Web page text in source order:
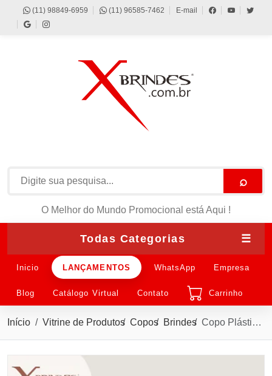
(11) 98849-6959 (11) 96585-7462 E-mail
⌕
O Melhor do Mundo Promocional está Aqui !
Todas Categorias ☰
Inicio LANÇAMENTOS WhatsApp Empresa
Blog Catálogo Virtual Contato Carrinho
Início Vitrine de Produtos Copos Brindes Copo Plástico PVC Duplo de 350ml Personalizável X12777